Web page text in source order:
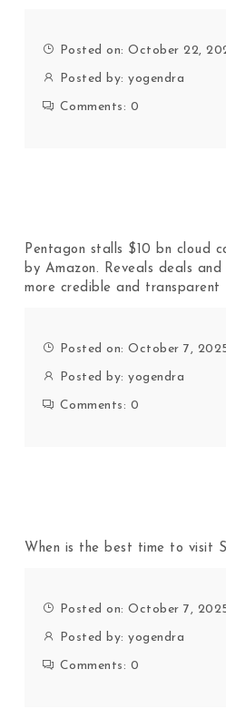
Posted on: October 22,
Posted by:yogendra
Comments: 0
Pentagon stalls $10 bn cloud
by Amazon. Reveals deals
more credible and transparent
Posted on: October 7,
Posted by:yogendra
Comments: 0
When is the best time to visit
Posted on: October 7,
Posted by:yogendra
Comments: 0